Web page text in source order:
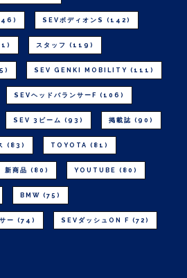
SEVボディオンS (142)
スタッフ (119)
SEV GENKI MOBILITY (111)
SEVヘッドバランサーF (106)
SEV 3ビーム (93) 掲載誌 (90)
(83) TOYOTA (81)
新商品 (80) YOUTUBE (80)
BMW (75)
ー (74) SEVダッシュON F (72)